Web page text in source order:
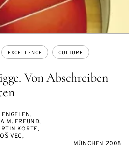
Von Abschreiben
EXCELLENCE CULTURE
M. FREUND,
KORTE,
VEC,